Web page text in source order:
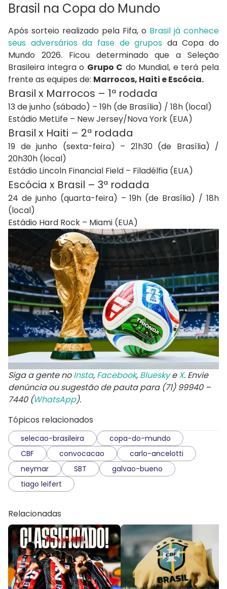
Brasil na Copa do Mundo
Após sorteio realizado pela Fifa, o Brasil já conhece
seus adversários da fase de grupos da Copa do
Mundo 2026. Ficou determinado que a Seleção
Brasileira integra o Grupo C do Mundial, e terá pela
frente as equipes de: Marrocos, Haiti e Escócia.
Brasil x Marrocos – 1ª rodada
13 de junho (sábado) – 19h (de Brasília) / 18h (local)
Estádio MetLife – New Jersey/Nova York (EUA)
Brasil x Haiti – 2ª rodada
19 de junho (sexta-feira) – 21h30 (de Brasília) /
20h30h (local)
Estádio Lincoln Financial Field – Filadélfia (EUA)
Escócia x Brasil – 3ª rodada
24 de junho (quarta-feira) – 19h (de Brasília) / 18h
(local)
Estádio Hard Rock – Miami (EUA)
Siga a gente noInsta, Facebook, BlueskyeX. Envie
denúncia ou sugestão de pauta para (71) 99940 –
7440 (WhatsApp).
Tópicos relacionados
selecao-brasileira
copa-do-mundo
CBF
convocacao
carlo-ancelotti
neymar
SBT
galvao-bueno
tiago leifert
Relacionadas